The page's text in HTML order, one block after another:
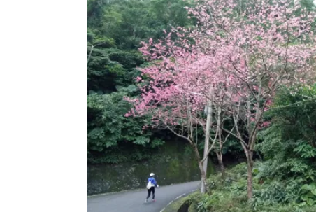
水在流動，以為冬天沒有水，但是我們再往上
在那裡停止、向下流動。大家非常好奇，以
們探索之下發現並不是